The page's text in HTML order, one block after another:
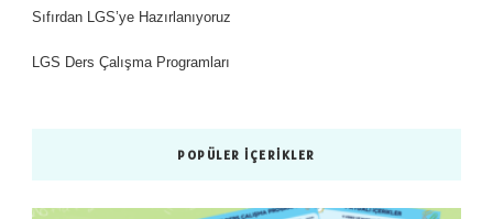
Sıfırdan LGS’ye Hazırlanıyoruz
LGS Ders Çalışma Programları
POPÜLER İÇERIKLER